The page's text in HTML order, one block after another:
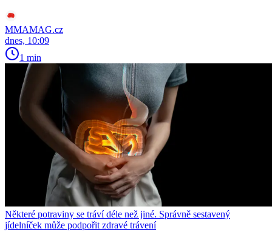
MMAMAG.cz
dnes, 10:09
1 min
Některé potraviny se tráví déle než jiné. Správně sestavený
jídelníček může podpořit zdravé trávení